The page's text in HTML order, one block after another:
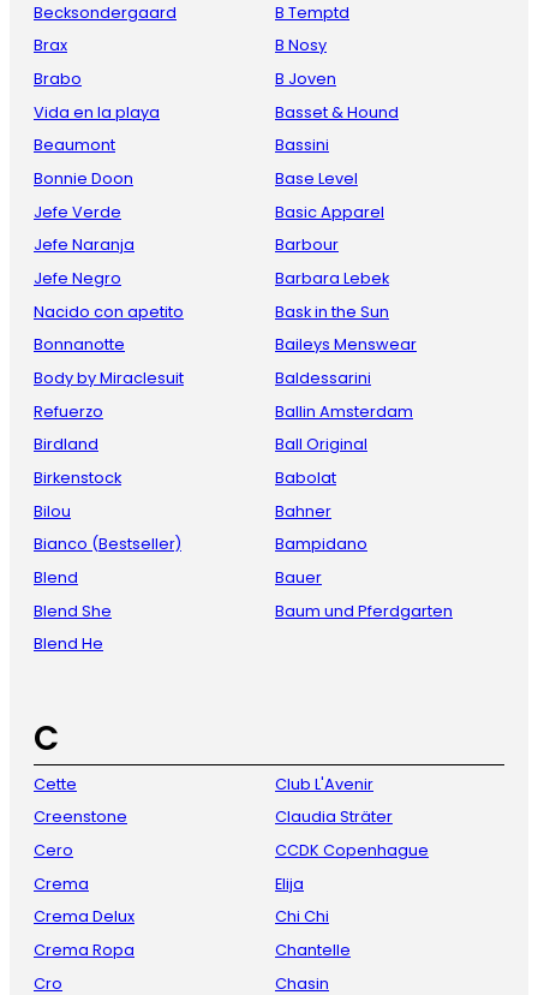
Becksondergaard
Brax
Brabo
Vida en la playa
Beaumont
Bonnie Doon
Jefe Verde
Jefe Naranja
Jefe Negro
Nacido con apetito
Bonnanotte
Body by Miraclesuit
Refuerzo
Birdland
Birkenstock
Bilou
Bianco (Bestseller)
Blend
Blend She
Blend He
B Temptd
B Nosy
B Joven
Basset & Hound
Bassini
Base Level
Basic Apparel
Barbour
Barbara Lebek
Bask in the Sun
Baileys Menswear
Baldessarini
Ballin Amsterdam
Ball Original
Babolat
Bahner
Bampidano
Bauer
Baum und Pferdgarten
C
Cette
Creenstone
Cero
Crema
Crema Delux
Crema Ropa
Cro
Club L'Avenir
Claudia Sträter
CCDK Copenhague
Elija
Chi Chi
Chantelle
Chasin